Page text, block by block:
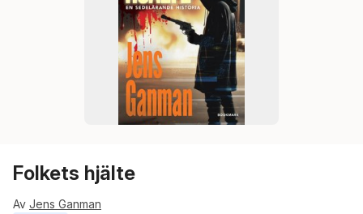
Folkets hjälte
Av Jens Ganman